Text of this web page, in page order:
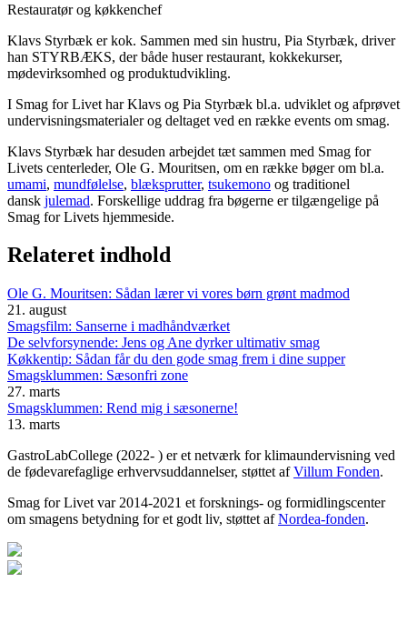
Restauratør og køkkenchef
Klavs Styrbæk er kok. Sammen med sin hustru, Pia Styrbæk, driver
han STYRBÆKS, der både huser restaurant, kokkekurser,
mødevirksomhed og produktudvikling.
I Smag for Livet har Klavs og Pia Styrbæk bl.a. udviklet og afprøvet
undervisningsmaterialer og deltaget ved en række events om smag.
Klavs Styrbæk har desuden arbejdet tæt sammen med Smag for
Livets centerleder, Ole G. Mouritsen, om en række bøger om bl.a.
umami, mundfølelse, blæksprutter, tsukemono og traditionel
dansk julemad. Forskellige uddrag fra bøgerne er tilgængelige på
Smag for Livets hjemmeside.
Relateret indhold
Ole G. Mouritsen: Sådan lærer vi vores børn grønt madmod
21. august
Smagsfilm: Sanserne i madhåndværket
De selvforsynende: Jens og Ane dyrker ultimativ smag
Køkkentip: Sådan får du den gode smag frem i dine supper
Smagsklummen: Sæsonfri zone
27. marts
Smagsklummen: Rend mig i sæsonerne!
13. marts
GastroLabCollege (2022- ) er et netværk for klimaundervisning ved
de fødevarefaglige erhvervsuddannelser, støttet afVillum Fonden.
Smag for Livet var 2014-2021 et forsknings- og formidlingscenter
om smagens betydning for et godt liv, støttet afNordea-fonden.